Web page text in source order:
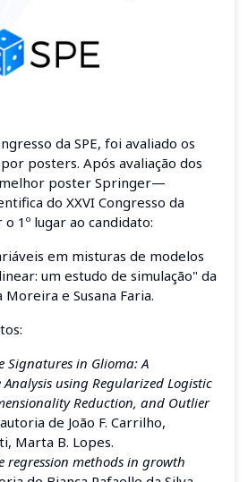
da SPE, foi avaliado os
posters. Após avaliação dos
poster Springer—
do XXVI Congresso da
1º lugar ao candidato:
em misturas de modelos
um estudo de simulação" da
e Susana Faria.
Signatures in Glioma: A
Analysis using Regularized Logistic
Reduction, and Outlier
de João F. Carrilho,
Marta B. Lopes.
regression methods in growth